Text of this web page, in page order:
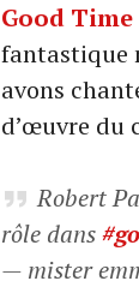
Good Time
fantastique
avons
d’œuvre du
Robert
rôle dans
— mister